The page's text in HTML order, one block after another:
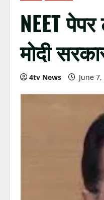
NEET
मोदी
4tv News June